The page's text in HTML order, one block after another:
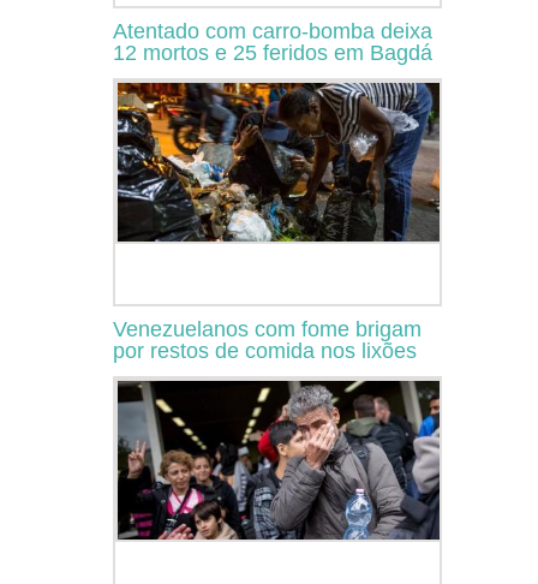
Atentado com carro-bomba deixa
12 mortos e 25 feridos em Bagdá
Venezuelanos com fome brigam
por restos de comida nos lixões